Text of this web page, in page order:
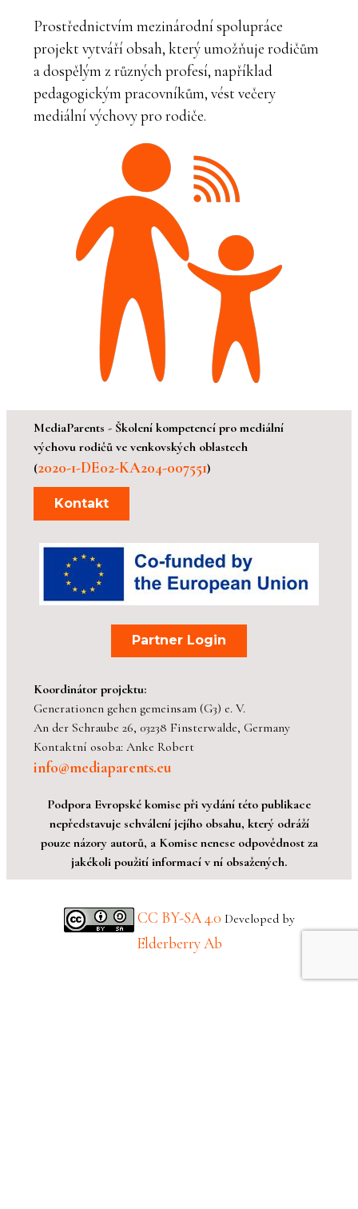
Prostřednictvím mezinárodní spolupráce
projekt vytváří obsah, který umožňuje rodičům
a dospělým z různých profesí, například
pedagogickým pracovníkům, vést večery
mediální výchovy pro rodiče.
MediaParents - Školení kompetencí pro mediální
výchovu rodičů ve venkovských oblastech
(2020-1-DE02-KA204-007551)
Kontakt
Partner Login
Koordinátor projektu:
Generationen gehen gemeinsam (G3) e. V.
An der Schraube 26, 03238 Finsterwalde, Germany
Kontaktní osoba: Anke Robert
info@mediaparents.eu
Podpora Evropské komise při vydání této publikace
nepředstavuje schválení jejího obsahu, který odráží
pouze názory autorů, a Komise nenese odpovědnost za
jakékoli použití informací v ní obsažených.
CC BY-SA 4.0 Developed by
Elderberry Ab